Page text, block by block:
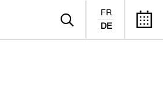
FR
DE